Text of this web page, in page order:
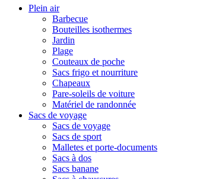
Plein air
Barbecue
Bouteilles isothermes
Jardin
Plage
Couteaux de poche
Sacs frigo et nourriture
Chapeaux
Pare-soleils de voiture
Matériel de randonnée
Sacs de voyage
Sacs de voyage
Sacs de sport
Malletes et porte-documents
Sacs à dos
Sacs banane